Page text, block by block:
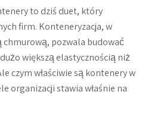
to dziś duet, który
firm. Konteneryzacja, w
chmurową, pozwala budować
większą elastycznością niż
czym właściwie są kontenery w
organizacji stawia właśnie na